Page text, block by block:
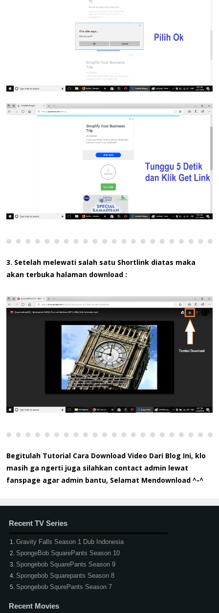
3. Setelah melewati salah satu Shortlink diatas maka
akan terbuka halaman download :
Begitulah Tutorial Cara Download Video Dari Blog Ini, klo
masih ga ngerti juga silahkan contact admin lewat
fanspage agar admin bantu, Selamat Mendownload ^-^
Recent TV Series
Gravity Falls Season 1 Dub Indonesia
SpongeBob SquarePants Season 10
Spongebob SquarePants Season 9
Spongebob Squarepants Season 8
Spongebob SqurePants Season 7
Recent Movies